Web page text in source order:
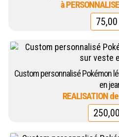
75,00
Custom personnalisé Pokémon
en
250,00